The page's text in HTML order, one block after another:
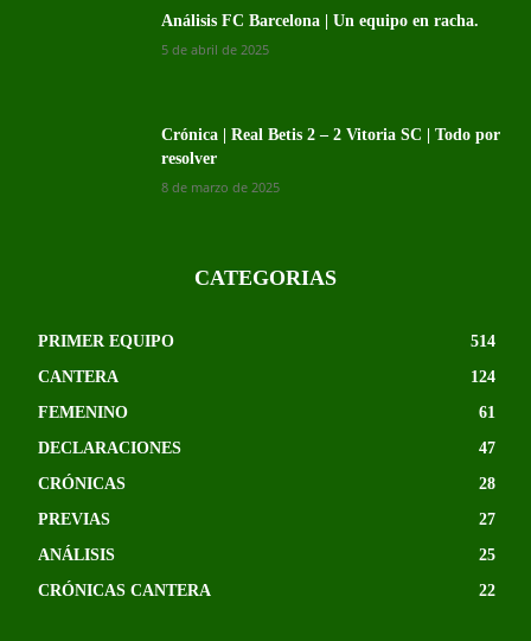
Análisis FC Barcelona | Un equipo en racha.
5 de abril de 2025
Crónica | Real Betis 2 – 2 Vitoria SC | Todo por
resolver
8 de marzo de 2025
CATEGORIAS
PRIMER EQUIPO
514
CANTERA
124
FEMENINO
61
DECLARACIONES
47
CRÓNICAS
28
PREVIAS
27
ANÁLISIS
25
CRÓNICAS CANTERA
22